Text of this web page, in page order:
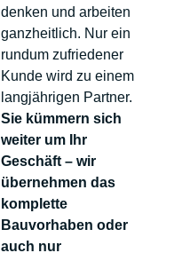
denken und arbeiten
ganzheitlich. Nur ein
rundum zufriedener
Kunde wird zu einem
langjährigen Partner.
Sie kümmern sich
weiter um Ihr
Geschäft – wir
übernehmen das
komplette
Bauvorhaben oder
auch nur